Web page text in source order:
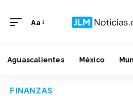
Aa
Aguascalientes México
FINANZAS